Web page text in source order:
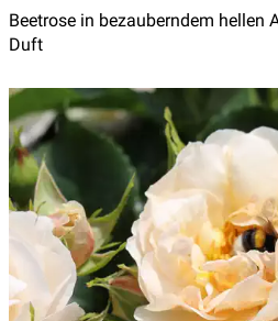
Beetrose in bezauberndem hellen
Duft